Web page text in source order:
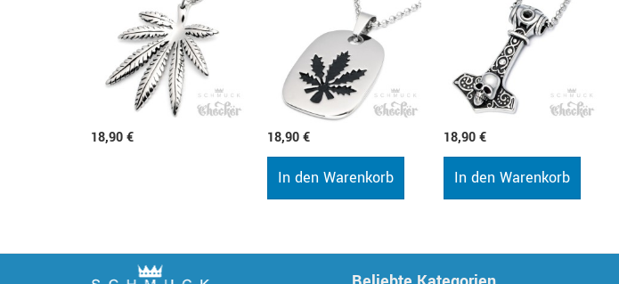
18,90 € 18,90 €
In den Warenkorb
18,90 €
In den Warenkorb